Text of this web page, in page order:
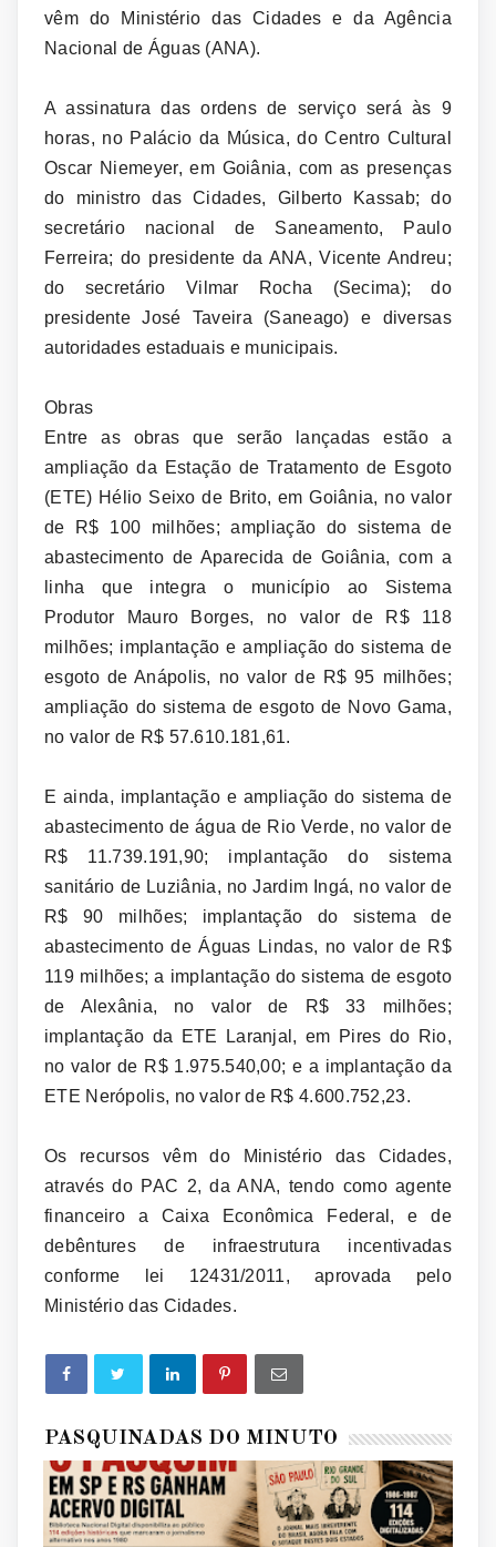
vêm do Ministério das Cidades e da Agência
Nacional de Águas (ANA).
A assinatura das ordens de serviço será às 9
horas, no Palácio da Música, do Centro Cultural
Oscar Niemeyer, em Goiânia, com as presenças
do ministro das Cidades, Gilberto Kassab; do
secretário nacional de Saneamento, Paulo
Ferreira; do presidente da ANA, Vicente Andreu;
do secretário Vilmar Rocha (Secima); do
presidente José Taveira (Saneago) e diversas
autoridades estaduais e municipais.
Obras
Entre as obras que serão lançadas estão a
ampliação da Estação de Tratamento de Esgoto
(ETE) Hélio Seixo de Brito, em Goiânia, no valor
de R$ 100 milhões; ampliação do sistema de
abastecimento de Aparecida de Goiânia, com a
linha que integra o município ao Sistema
Produtor Mauro Borges, no valor de R$ 118
milhões; implantação e ampliação do sistema de
esgoto de Anápolis, no valor de R$ 95 milhões;
ampliação do sistema de esgoto de Novo Gama,
no valor de R$ 57.610.181,61.
E ainda, implantação e ampliação do sistema de
abastecimento de água de Rio Verde, no valor de
R$ 11.739.191,90; implantação do sistema
sanitário de Luziânia, no Jardim Ingá, no valor de
R$ 90 milhões; implantação do sistema de
abastecimento de Águas Lindas, no valor de R$
119 milhões; a implantação do sistema de esgoto
de Alexânia, no valor de R$ 33 milhões;
implantação da ETE Laranjal, em Pires do Rio,
no valor de R$ 1.975.540,00; e a implantação da
ETE Nerópolis, no valor de R$ 4.600.752,23.
Os recursos vêm do Ministério das Cidades,
através do PAC 2, da ANA, tendo como agente
financeiro a Caixa Econômica Federal, e de
debêntures de infraestrutura incentivadas
conforme lei 12431/2011, aprovada pelo
Ministério das Cidades.
PASQUINADAS DO MINUTO